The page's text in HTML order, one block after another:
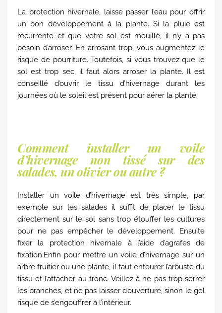
La protection hivernale, laisse passer l’eau pour offrir
un bon développement à la plante. Si la pluie est
récurrente et que votre sol est mouillé, il n’y a pas
besoin d’arroser. En arrosant trop, vous augmentez le
risque de pourriture. Toutefois, si vous trouvez que le
sol est trop sec, il faut alors arroser la plante. Il est
conseillé d’ouvrir le tissu d’hivernage durant les
journées où le soleil est présent pour aérer la plante.
Comment installer un voile
d’hivernage non tissé sur des
salades, un olivier ou autre ?
Installer un voile d’hivernage est très simple, par
exemple sur les salades il suffit de placer le tissu
directement sur le sol sans trop étouffer les cultures
pour ne pas empêcher le développement. Ensuite
fixer la protection hivernale à l’aide d’agrafes de
fixation.Enfin pour mettre un voile d’hivernage sur un
arbre fruitier ou une plante, il faut entourer l’arbuste du
tissu et l’attacher au tronc. Veillez à ne pas trop serrer
les branches, et ne pas laisser d’ouverture, sinon le gel
risque de s’engouffrer à l’intérieur.